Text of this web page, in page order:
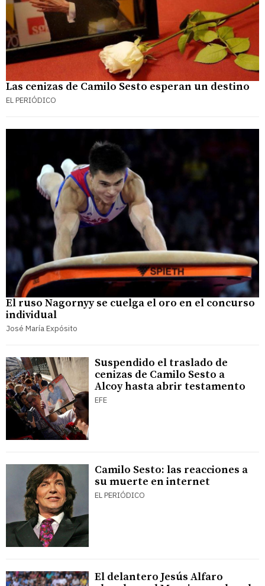
Las cenizas de Camilo Sesto esperan un destino
EL PERIÓDICO
El ruso Nagornyy se cuelga el oro en el concurso
individual
José María Expósito
Suspendido el traslado de
cenizas de Camilo Sesto a
Alcoy hasta abrir testamento
EFE
Camilo Sesto: las reacciones a
su muerte en internet
EL PERIÓDICO
El delantero Jesús Alfaro